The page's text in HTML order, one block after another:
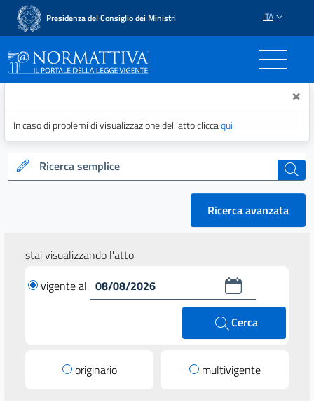
Presidenza del Consiglio dei Ministri ITA
Normattiva - Il portale ×
In caso di problemi di visualizzazione dell’atto cliccaqui
Ricerca semplice cerca
Ricerca avanzata
stai visualizzando l'atto
vigente al
Cerca
originario multivigente